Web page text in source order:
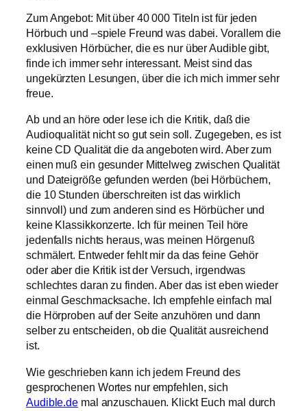
Zum Angebot: Mit über 40 000 Titeln ist für jeden
Hörbuch und –spiele Freund was dabei. Vorallem die
exklusiven Hörbücher, die es nur über Audible gibt,
finde ich immer sehr interessant. Meist sind das
ungekürzten Lesungen, über die ich mich immer sehr
freue.
Ab und an höre oder lese ich die Kritik, daß die
Audioqualität nicht so gut sein soll. Zugegeben, es ist
keine CD Qualität die da angeboten wird. Aber zum
einen muß ein gesunder Mittelweg zwischen Qualität
und Dateigröße gefunden werden (bei Hörbüchern,
die 10 Stunden überschreiten ist das wirklich
sinnvoll) und zum anderen sind es Hörbücher und
keine Klassikkonzerte. Ich für meinen Teil höre
jedenfalls nichts heraus, was meinen Hörgenuß
schmälert. Entweder fehlt mir da das feine Gehör
oder aber die Kritik ist der Versuch, irgendwas
schlechtes daran zu finden. Aber das ist eben wieder
einmal Geschmacksache. Ich empfehle einfach mal
die Hörproben auf der Seite anzuhören und dann
selber zu entscheiden, ob die Qualität ausreichend
ist.
Wie geschrieben kann ich jedem Freund des
gesprochenen Wortes nur empfehlen, sich
Audible.de mal anzuschauen. Klickt Euch mal durch